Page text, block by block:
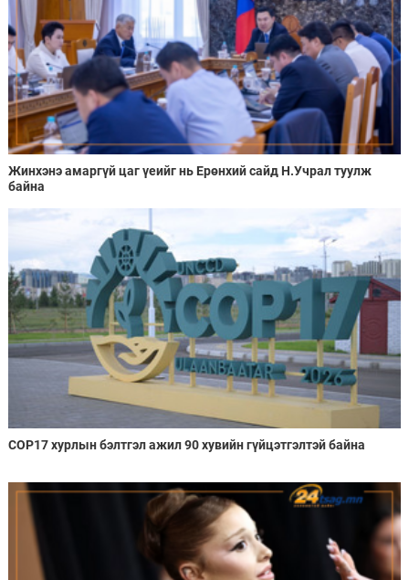
Жинхэнэ амаргүй цаг үеийг нь Ерөнхий сайд Н.Учрал туулж
байна
COP17 хурлын бэлтгэл ажил 90 хувийн гүйцэтгэлтэй байна